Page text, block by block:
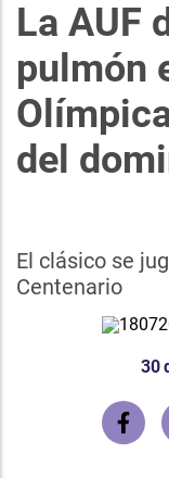
La AUF
pulmón
del
El clásico se
Centenario
30